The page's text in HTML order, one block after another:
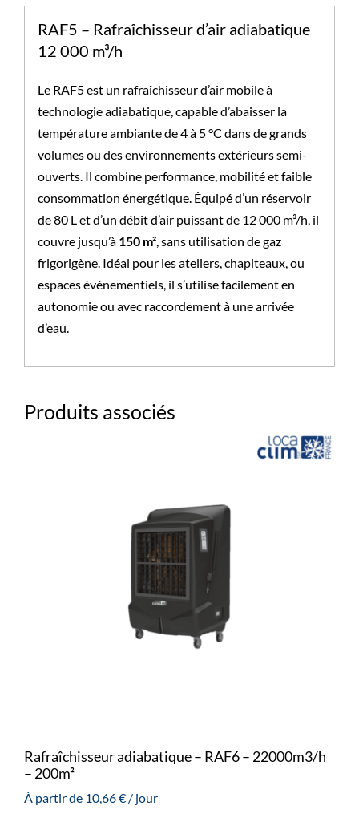
RAF5 – Rafraîchisseur d’air adiabatique
12 000 m³/h
Le RAF5 est un rafraîchisseur d’air mobile à
technologie adiabatique, capable d’abaisser la
température ambiante de 4 à 5 °C dans de grands
volumes ou des environnements extérieurs semi-
ouverts. Il combine performance, mobilité et faible
consommation énergétique. Équipé d’un réservoir
de 80 L et d’un débit d’air puissant de 12 000 m³/h, il
couvre jusqu’à 150 m², sans utilisation de gaz
frigorigène. Idéal pour les ateliers, chapiteaux, ou
espaces événementiels, il s’utilise facilement en
autonomie ou avec raccordement à une arrivée
d’eau.
Produits associés
Rafraîchisseur adiabatique – RAF6 – 22000m3/h
– 200m²
À partir de 10,66€/ jour